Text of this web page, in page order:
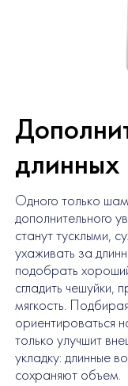
длинных
Одного только
дополнительного
станут тусклыми,
ухаживать за
подобрать
сгладить чешуйки,
мягкость.
ориентироваться
только улучшит
укладку: длинные
сохраняют объем.